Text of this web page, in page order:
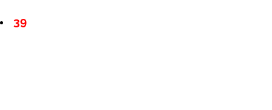
39